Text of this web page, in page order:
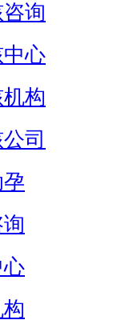
询
心
构
司